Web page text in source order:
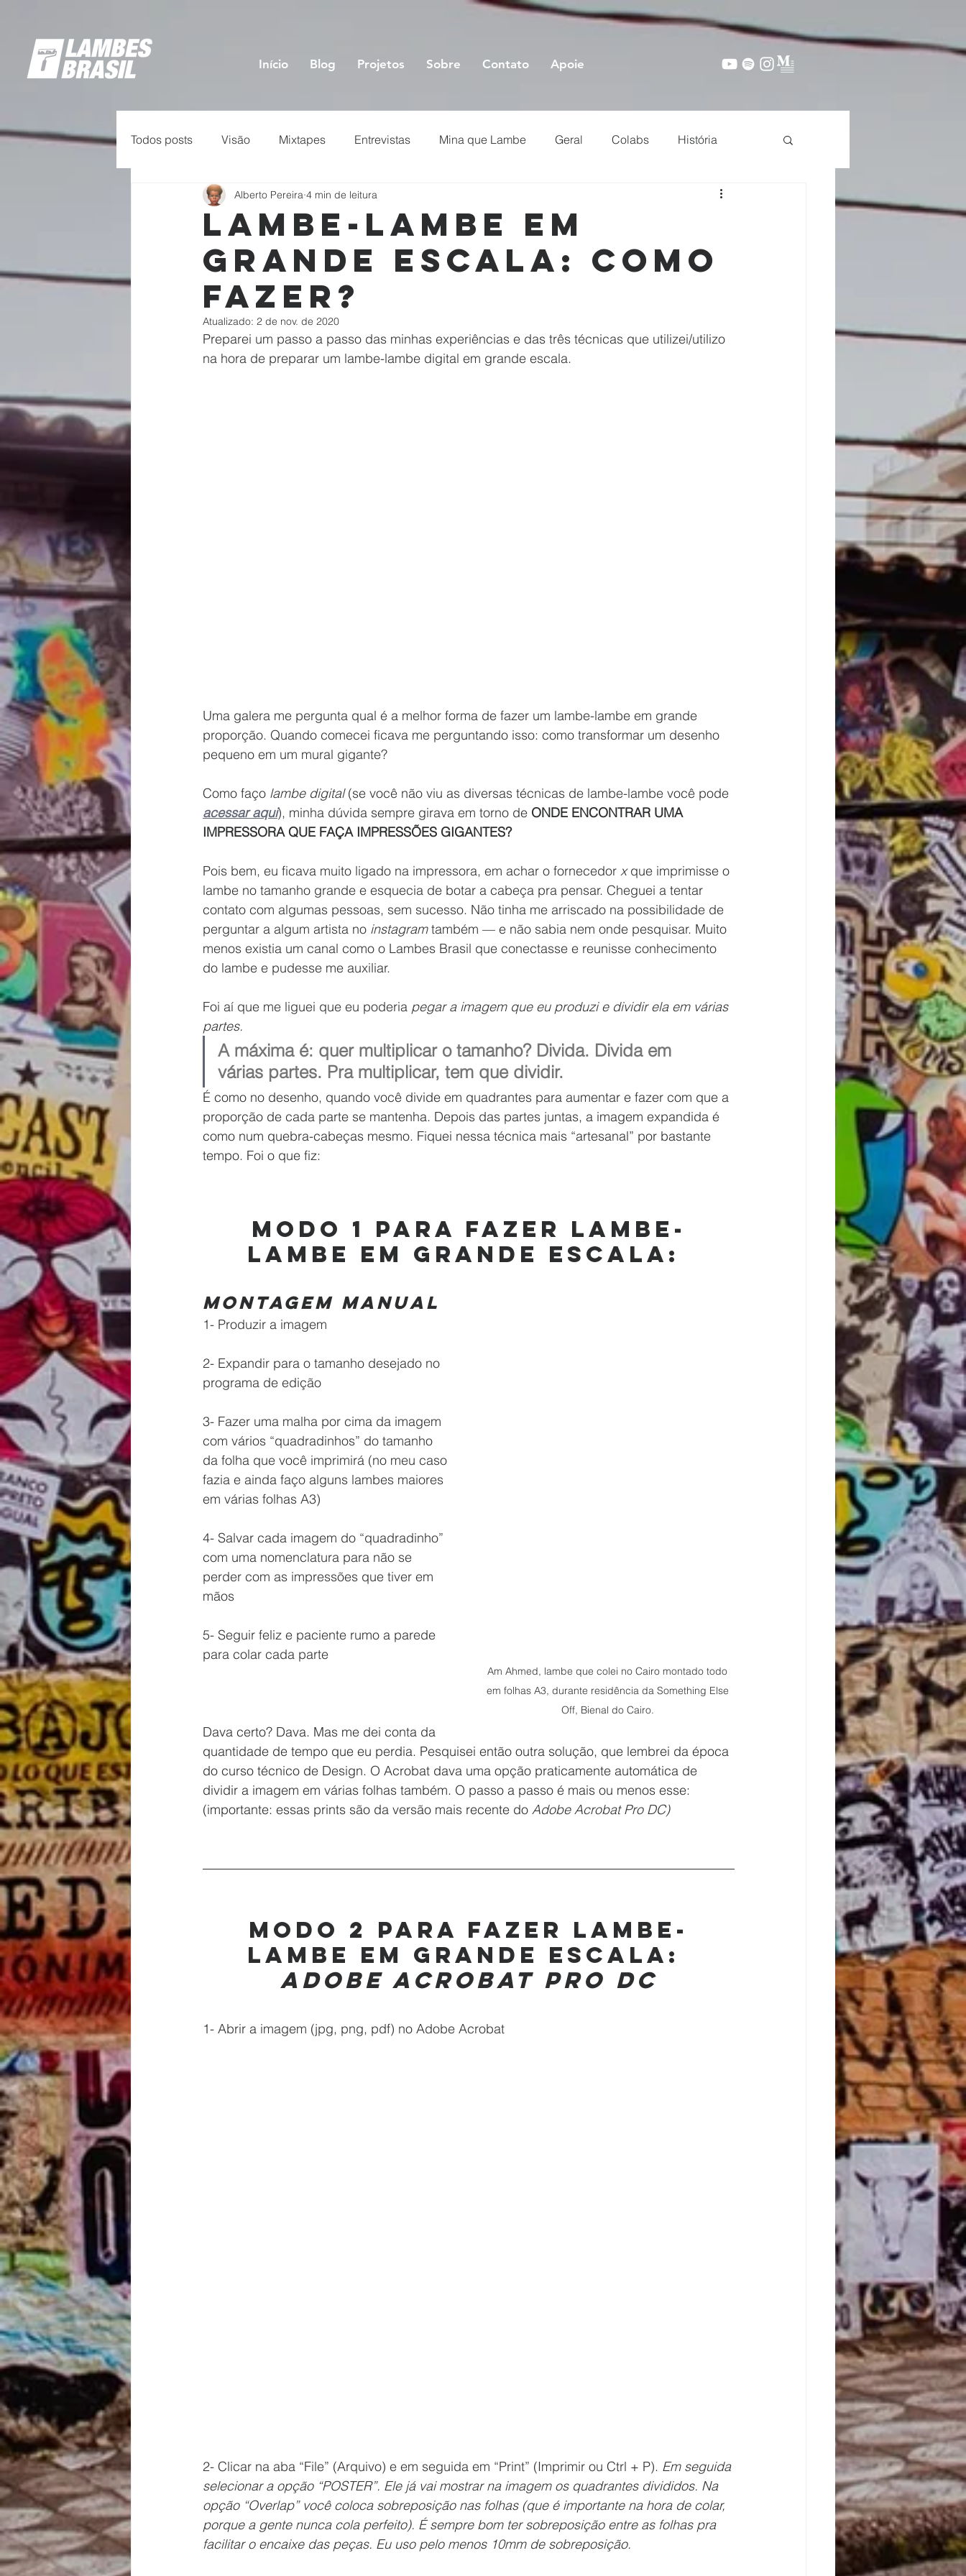
Início Blog Projetos Sobre Contato Apoie
Todos posts Visão Mixtapes Entrevistas Mina que Lambe Geral Colabs História
Lambe-lambe em
grande escala: como
fazer?
Alberto Pereira 4 min de leitura
Atualizado: 2 de nov. de 2020
Preparei um passo a passo das minhas experiências e das três técnicas que utilizei/utilizo
na hora de preparar um lambe-lambe digital em grande escala.
Uma galera me pergunta qual é a melhor forma de fazer um lambe-lambe em grande
proporção. Quando comecei ficava me perguntando isso: como transformar um desenho
pequeno em um mural gigante?
Como faço lambe digital (se você não viu as diversas técnicas de lambe-lambe você pode
acessar aqui), minha dúvida sempre girava em torno de ONDE ENCONTRAR UMA
IMPRESSORA QUE FAÇA IMPRESSÕES GIGANTES?
Pois bem, eu ficava muito ligado na impressora, em achar o fornecedor x que imprimisse o
lambe no tamanho grande e esquecia de botar a cabeça pra pensar. Cheguei a tentar
contato com algumas pessoas, sem sucesso. Não tinha me arriscado na possibilidade de
perguntar a algum artista no instagram também — e não sabia nem onde pesquisar. Muito
menos existia um canal como o Lambes Brasil que conectasse e reunisse conhecimento
do lambe e pudesse me auxiliar.
Foi aí que me liguei que eu poderia pegar a imagem que eu produzi e dividir ela em várias
partes.
A máxima é: quer multiplicar o tamanho? Divida. Divida em
várias partes. Pra multiplicar, tem que dividir.
É como no desenho, quando você divide em quadrantes para aumentar e fazer com que a
proporção de cada parte se mantenha. Depois das partes juntas, a imagem expandida é
como num quebra-cabeças mesmo. Fiquei nessa técnica mais “artesanal” por bastante
tempo. Foi o que fiz:
Modo 1 para fazer lambe-
lambe em grande escala:
Montagem manual
Am Ahmed, lambe que colei no Cairo montado todo
em folhas A3, durante residência da Something Else
Off, Bienal do Cairo.
1- Produzir a imagem
2- Expandir para o tamanho desejado no
programa de edição
3- Fazer uma malha por cima da imagem
com vários “quadradinhos” do tamanho
da folha que você imprimirá (no meu caso
fazia e ainda faço alguns lambes maiores
em várias folhas A3)
4- Salvar cada imagem do “quadradinho”
com uma nomenclatura para não se
perder com as impressões que tiver em
mãos
5- Seguir feliz e paciente rumo a parede
para colar cada parte
Dava certo? Dava. Mas me dei conta da
quantidade de tempo que eu perdia. Pesquisei então outra solução, que lembrei da época
do curso técnico de Design. O Acrobat dava uma opção praticamente automática de
dividir a imagem em várias folhas também. O passo a passo é mais ou menos esse:
(importante: essas prints são da versão mais recente do Adobe Acrobat Pro DC)
Modo 2 para fazer lambe-
lambe em grande escala:
Adobe Acrobat Pro DC
1- Abrir a imagem (jpg, png, pdf) no Adobe Acrobat
2- Clicar na aba “File” (Arquivo) e em seguida em “Print” (Imprimir ou Ctrl + P). Em seguida
selecionar a opção “POSTER”. Ele já vai mostrar na imagem os quadrantes divididos. Na
opção “Overlap” você coloca sobreposição nas folhas (que é importante na hora de colar,
porque a gente nunca cola perfeito). É sempre bom ter sobreposição entre as folhas pra
facilitar o encaixe das peças. Eu uso pelo menos 10mm de sobreposição.